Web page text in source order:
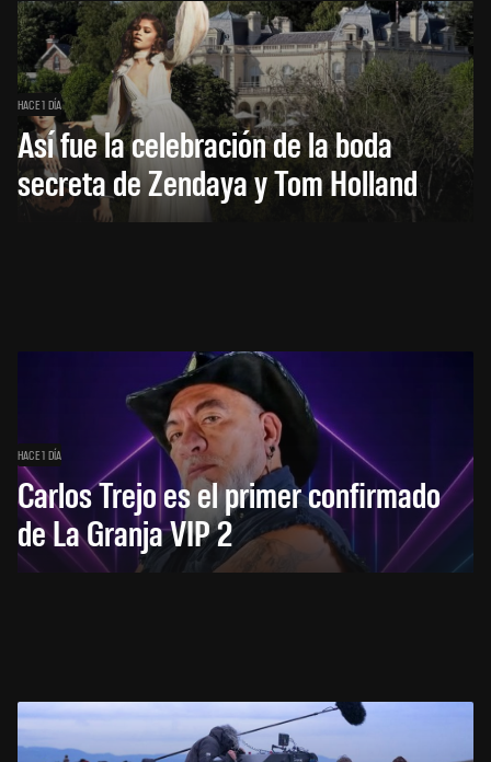
HACE 1 DÍA
Así fue la celebración de la boda
secreta de Zendaya y Tom Holland
HACE 1 DÍA
Carlos Trejo es el primer confirmado
de La Granja VIP 2